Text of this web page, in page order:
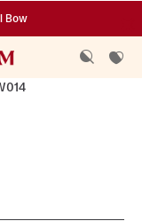
Bow
999.9